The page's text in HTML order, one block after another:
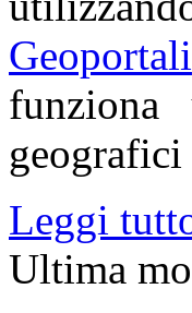
Geoportali
funziona
geografici
Leggi
Ultima